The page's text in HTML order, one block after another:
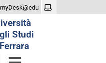
myDesk@edu
Studi